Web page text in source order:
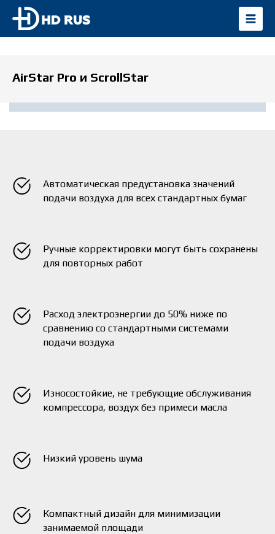
AirStar Pro и ScrollStar
Автоматическая предустановка значений
подачи воздуха для всех стандартных бумаг
Ручные корректировки могут быть сохранены
для повторных работ
Расход электроэнергии до 50% ниже по
сравнению со стандартными системами
подачи воздуха
Износостойкие, не требующие обслуживания
компрессора, воздух без примеси масла
Низкий уровень шума
Компактный дизайн для минимизации
занимаемой площади